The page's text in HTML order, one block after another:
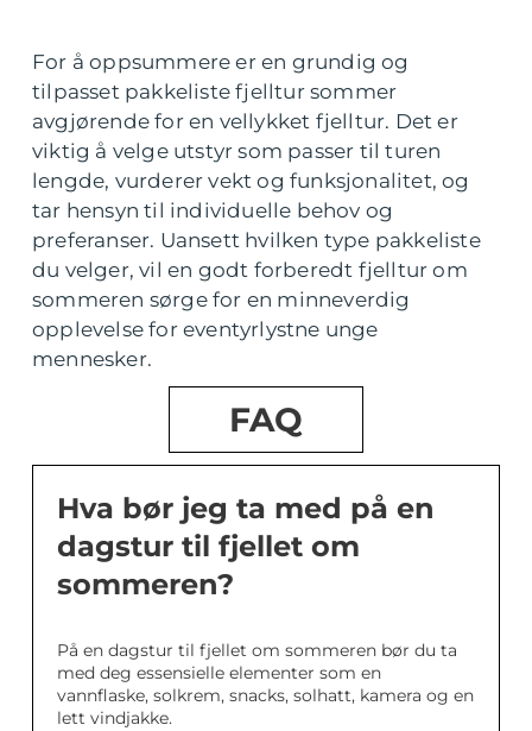
For å oppsummere er en grundig og
tilpasset pakkeliste fjelltur sommer
avgjørende for en vellykket fjelltur. Det er
viktig å velge utstyr som passer til turen
lengde, vurderer vekt og funksjonalitet, og
tar hensyn til individuelle behov og
preferanser. Uansett hvilken type pakkeliste
du velger, vil en godt forberedt fjelltur om
sommeren sørge for en minneverdig
opplevelse for eventyrlystne unge
mennesker.
FAQ
Hva bør jeg ta med på en
dagstur til fjellet om
sommeren?
På en dagstur til fjellet om sommeren bør du ta
med deg essensielle elementer som en
vannflaske, solkrem, snacks, solhatt, kamera og en
lett vindjakke.